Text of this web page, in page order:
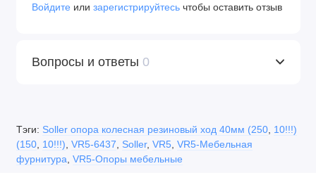
Войдите или зарегистрируйтесь чтобы оставить отзыв
Вопросы и ответы 0
Тэги: Soller опора колесная резиновый ход 40мм (250, 10!!!)
(150, 10!!!) VR5-6437 Soller, VR5 VR5-Мебельная
фурнитура VR5-Опоры мебельные